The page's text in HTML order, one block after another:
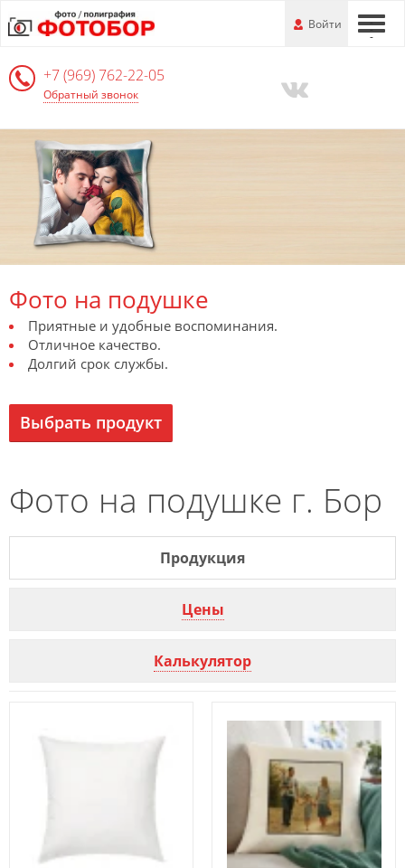
Перейти
к
информации
---
Войти
+7 (969) 762-22-05
Обратный звонок
Фото на подушке
Приятные и удобные воспоминания.
Отличное качество.
Долгий срок службы.
Выбрать продукт
Фото на подушке г. Бор
Продукция
Цены
Калькулятор